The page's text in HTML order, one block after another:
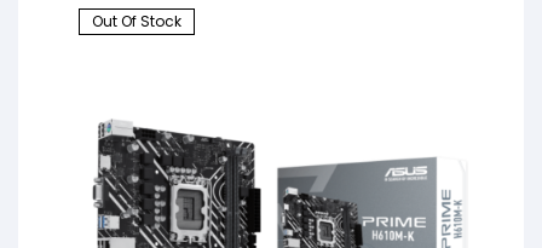
Out Of Stock